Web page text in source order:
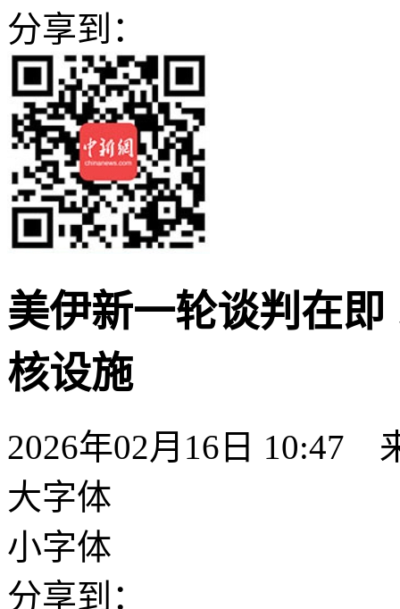
分享到：
美伊新一轮谈判在
核设施
2026年02月16日 10:47
大字体
小字体
分享到：